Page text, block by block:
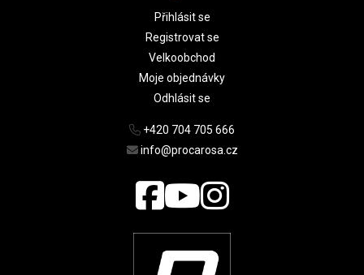
Přihlásit se
Registrovat se
Velkoobchod
Moje objednávky
Odhlásit se
+420 704 705 666
info@procarosa.cz